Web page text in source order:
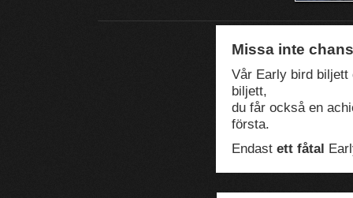
Missa inte
Vår Early bird biljett
biljett,
du får också en
första.
Endast ett fåtal